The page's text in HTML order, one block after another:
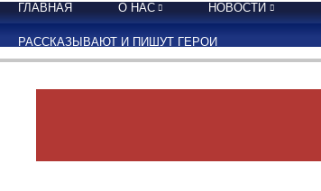
ГЛАВНАЯ О НАС НОВОСТИ
РАССКАЗЫВАЮТ И ПИШУТ ГЕРОИ